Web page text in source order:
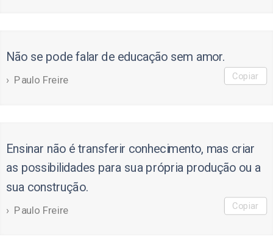
Não se pode falar de educação sem amor.
Paulo Freire Copiar
Ensinar não é transferir conhecimento, mas criar
as possibilidades para sua própria produção ou a
sua construção.
Paulo Freire Copiar